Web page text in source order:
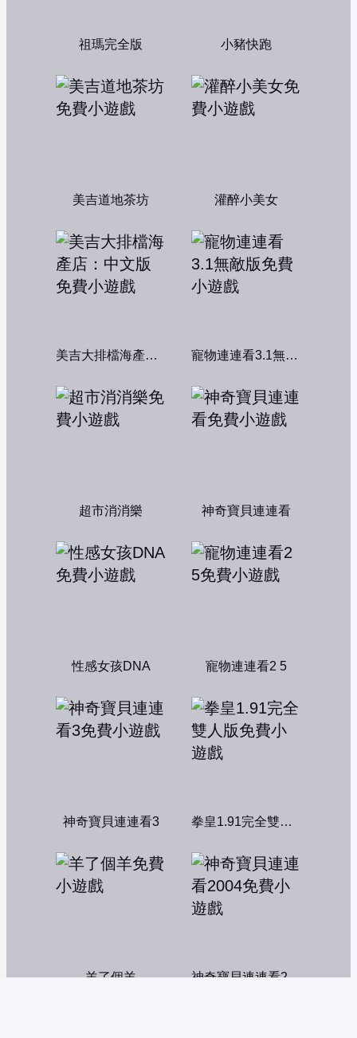
祖瑪完全版 小豬快跑
美吉道地茶坊 灌醉小美女
美吉大排檔海產店：中文版 寵物連連看3.1無敵版
超市消消樂 神奇寶貝連連看
性感女孩DNA 寵物連連看2 5
神奇寶貝連連看3 拳皇1.91完全雙人版
羊了個羊 神奇寶貝連連看2004